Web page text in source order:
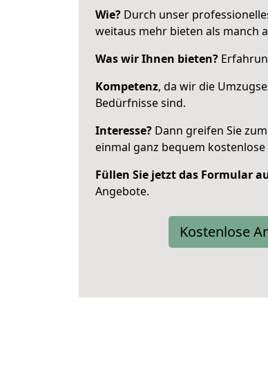
Wie? Durch unser
weitaus mehr bieten als manch
Was wir Ihnen bieten?
Kompetenz, da wir die
Bedürfnisse sind.
Interesse? Dann greifen Sie
einmal ganz bequem kostenlose
Füllen Sie jetzt das Formular
Angebote.
Kostenlose